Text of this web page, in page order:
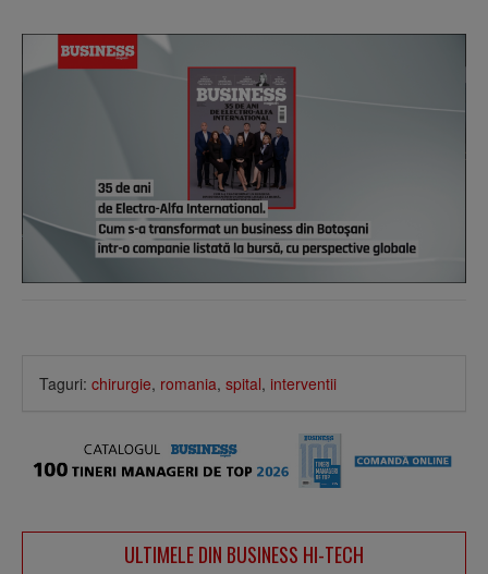
Taguri: chirurgie, romania, spital, interventii
ULTIMELE DIN BUSINESS HI-TECH